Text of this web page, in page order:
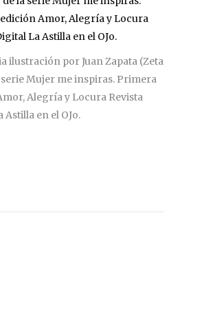
ilustración por Juan Zapata (Zeta
serie Mujer me inspiras. Primera
Alegría y Locura Revista
Astilla en el OJo.